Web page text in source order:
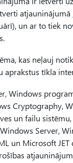
atjauninājumā
un ar to tiek
kas neļauj
aprakstus tīkla
Windows
Cryptography,
un failu
Server,
un Microsoft JET